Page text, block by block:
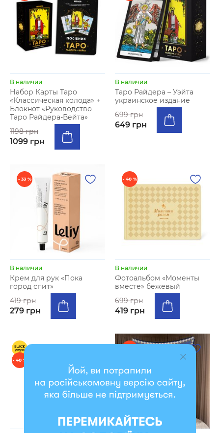
В наличии
Набор Карты Таро
«Классическая колода» +
Блокнот «Руководство
Таро Райдера-Вейта»
1198 грн
1099 грн
В наличии
Таро Райдера – Уэйта
украинское издание
699 грн
649 грн
- 33 %
В наличии
Крем для рук «Пока
город спит»
419 грн
279 грн
- 40 %
В наличии
Фотоальбом «Моменты
вместе» бежевый
699 грн
419 грн
- 40 %